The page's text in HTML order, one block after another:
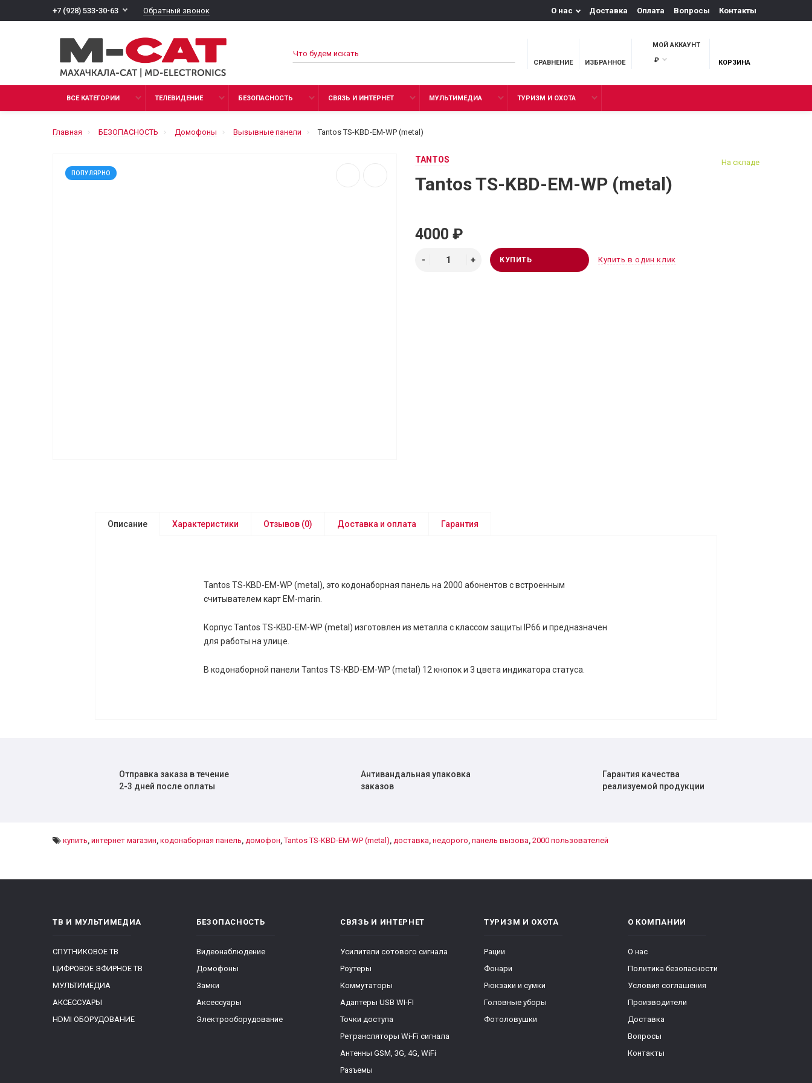
+7 (928) 533-30-63 Обратный звонок О нас Доставка Оплата Вопросы Контакты
СРАВНЕНИЕ ИЗБРАННОЕ
МОЙ АККАУНТ
₽
КОРЗИНА
ВСЕ КАТЕГОРИИ ТЕЛЕВИДЕНИЕ БЕЗОПАСНОСТЬ СВЯЗЬ И ИНТЕРНЕТ МУЛЬТИМЕДИА ТУРИЗМ И ОХОТА
Главная БЕЗОПАСНОСТЬ Домофоны Вызывные панели Tantos TS-KBD-EM-WP (metal)
ПОПУЛЯРНО
TANTOS
Tantos TS-KBD-EM-WP (metal)
На складе
4000 ₽
КУПИТЬ Купить в один клик
Описание Характеристики Отзывов (0) Доставка и оплата Гарантия
Tantos TS-KBD-EM-WP (metal), это кодонаборная панель на 2000 абонентов с встроенным
считывателем карт EM-marin.
Корпус Tantos TS-KBD-EM-WP (metal) изготовлен из металла с классом защиты IP66 и предназначен
для работы на улице.
В кодонаборной панели Tantos TS-KBD-EM-WP (metal) 12 кнопок и 3 цвета индикатора статуса.
Отправка заказа в течение
2-3 дней после оплаты
Антивандальная упаковка
заказов
Гарантия качества
реализуемой продукции
купить, интернет магазин, кодонаборная панель, домофон,Tantos TS-KBD-EM-WP (metal), доставка, недорого, панель вызова, 2000 пользователей
ТВ И МУЛЬТИМЕДИА
СПУТНИКОВОЕ ТВ
ЦИФРОВОЕ ЭФИРНОЕ ТВ
МУЛЬТИМЕДИА
АКСЕССУАРЫ
HDMI ОБОРУДОВАНИЕ
БЕЗОПАСНОСТЬ
Видеонаблюдение
Домофоны
Замки
Аксессуары
Электрооборудование
СВЯЗЬ И ИНТЕРНЕТ
Усилители сотового сигнала
Роутеры
Коммутаторы
Адаптеры USB WI-FI
Точки доступа
Ретрансляторы Wi-Fi сигнала
Антенны GSM, 3G, 4G, WiFi
Разъемы
ТУРИЗМ И ОХОТА
Рации
Фонари
Рюкзаки и сумки
Головные уборы
Фотоловушки
О КОМПАНИИ
О нас
Политика безопасности
Условия соглашения
Производители
Доставка
Вопросы
Контакты